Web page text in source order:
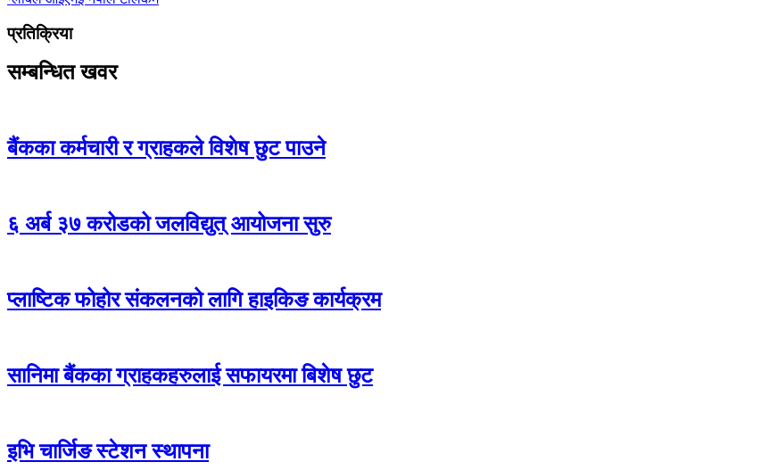
प्रतिक्रिया
सम्बन्धित खवर
बैंकका कर्मचारी र ग्राहकले विशेष छुट पाउने
६ अर्ब ३७ करोडको जलविद्युत् आयोजना सुरु
प्लाष्टिक फोहोर संकलनको लागि हाइकिङ कार्यक्रम
सानिमा बैंकका ग्राहकहरुलाई सफायरमा बिशेष छुट
इभि चार्जिङ स्टेशन स्थापना